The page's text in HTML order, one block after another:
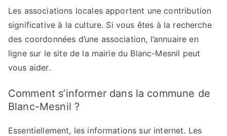
Les associations locales apportent une contribution
significative à la culture. Si vous êtes à la recherche
des coordonnées d’une association, l’annuaire en
ligne sur le site de la mairie du Blanc-Mesnil peut
vous aider.
Comment s’informer dans la commune de
Blanc-Mesnil ?
Essentiellement, les informations sur internet. Les